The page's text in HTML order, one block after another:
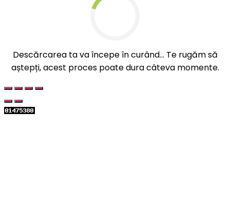
Descărcarea ta va începe în curând... Te rugăm să
aștepți, acest proces poate dura câteva momente.